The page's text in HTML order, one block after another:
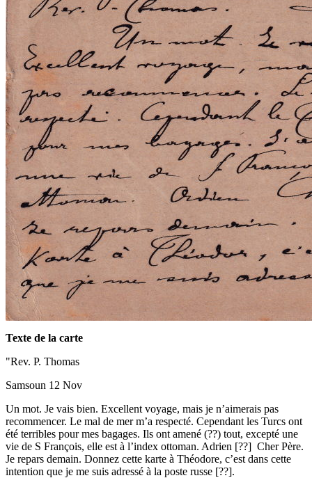
Texte de la carte
"Rev. P. Thomas
Samsoun 12 Nov
Un mot. Je vais bien. Excellent voyage, mais je n’aimerais pas
recommencer. Le mal de mer m’a respecté. Cependant les Turcs ont
été terribles pour mes bagages. Ils ont amené (??) tout, excepté une
vie de S François, elle est à l’index ottoman. Adrien [??] Cher Père.
Je repars demain. Donnez cette karte à Théodore, c’est dans cette
intention que je me suis adressé à la poste russe [??].